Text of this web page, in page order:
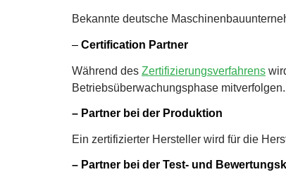
Bekannte deutsche
– Certification Partner
Während des Zertifizierungsverfahrens
Betriebsüberwachungsphase
– Partner bei der Produktion
Ein zertifizierter Hersteller wird für die
– Partner bei der Test- und